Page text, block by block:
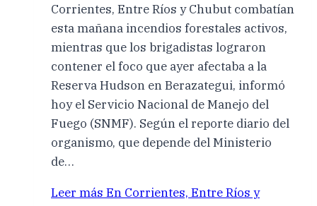
Corrientes, Entre Ríos y Chubut combatían
esta mañana incendios forestales activos,
mientras que los brigadistas lograron
contener el foco que ayer afectaba a la
Reserva Hudson en Berazategui, informó
hoy el Servicio Nacional de Manejo del
Fuego (SNMF). Según el reporte diario del
organismo, que depende del Ministerio
de…
Leer más En Corrientes, Entre Ríos y